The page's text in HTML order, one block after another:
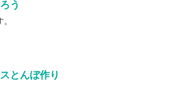
う
とんぼ作り